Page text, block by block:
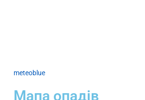
meteoblue
Мапа опадів